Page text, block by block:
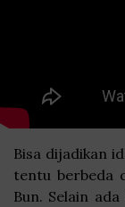
Bisa dijadikan
tentu berbeda
Bun. Selain